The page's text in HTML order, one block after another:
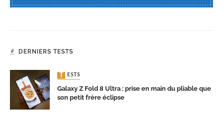
DERNIERS TESTS
TESTS
Galaxy Z Fold 8 Ultra : prise en main du pliable que
son petit frère éclipse